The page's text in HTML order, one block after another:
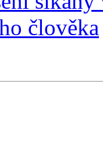
člověka